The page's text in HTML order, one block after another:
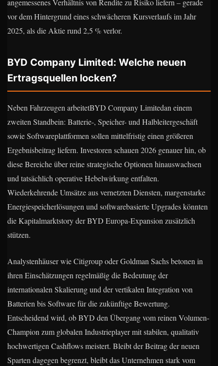
angemessenes Verhältnis von Rendite zu Risiko liefern – gerade
vor dem Hintergrund eines schwächeren Kursverlaufs im Jahr
2025, als die Aktie rund 2,5 % verlor.
BYD Company Limited: Welche neuen
Ertragsquellen locken?
Neben Fahrzeugen arbeitetBYD Company Limitedan einem
zweiten Standbein: Batterie-, Speicher- und Halbleitergeschäft
sowie Softwareplattformen sollen mittelfristig einen größeren
Ergebnisbeitrag liefern. Investoren schauen 2026 genauer hin, ob
diese Bereiche über reine strategische Optionen hinauswachsen
und tatsächlich operative Hebelwirkung entfalten.
Wiederkehrende Umsätze aus vernetzten Diensten, margenstarke
Energiespeicherlösungen und softwarebasierte Upgrades könnten
die Kapitalmarktstory der BYD Europa-Expansion zusätzlich
stützen.
Analystenhäuser wie Citigroup oder Goldman Sachs betonen in
ihren Einschätzungen regelmäßig die Bedeutung der
internationalen Skalierung und der vertikalen Integration von
Batterien bis Software für die zukünftige Bewertung.
Entscheidend wird, ob BYD den Übergang vom reinen Volumen-
Champion zum globalen Industrieplayer mit stabilen, qualitativ
hochwertigen Cashflows meistert. Bleibt der Beitrag der neuen
Sparten dagegen begrenzt, bleibt das Unternehmen stark vom